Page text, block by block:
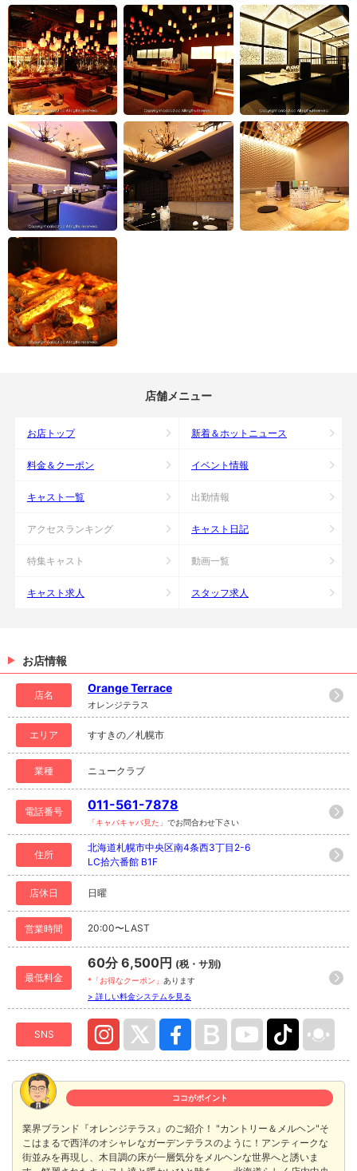
店舗メニュー
お店トップ 新着＆ホットニュース
料金＆クーポン イベント情報
キャスト一覧 出勤情報
アクセスランキング キャスト日記
特集キャスト 動画一覧
キャスト求人 スタッフ求人
お店情報
店名
Orange Terrace
オレンジテラス
エリア すすきの／札幌市
業種 ニュークラブ
電話番号 011-561-7878
「キャバキャバ見た」 でお問合わせ下さい
住所
北海道札幌市中央区南4条西3丁目2-6
LC拾六番館 B1F
店休日 日曜
営業時間 20:00〜LAST
最低料金
60分 6,500円 (税・サ別)
*「お得なクーポン」 あります
> 詳しい料金システムを見る
SNS
ココがポイント
業界ブランド『オレンジテラス』のご紹介！ "カントリー＆メルヘン"そ
こはまるで西洋のオシャレなガーデンテラスのように！アンティークな
街並みを再現し、木目調の床が一層気分をメルヘンな世界へと誘いま